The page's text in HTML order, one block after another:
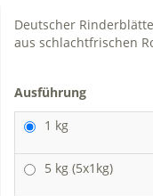
Deutscher
aus schlachtfrischen
Ausführung
1 kg
5 kg (5x1kg)